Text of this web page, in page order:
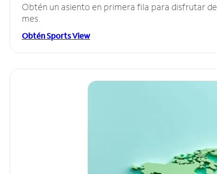
Obtén un asiento en primera fila para disfrutar
mes.
Obtén Sports View